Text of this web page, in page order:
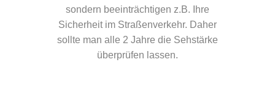
sondern beeinträchtigen z.B. Ihre
Sicherheit im Straßenverkehr. Daher
sollte man alle 2 Jahre die Sehstärke
überprüfen lassen.